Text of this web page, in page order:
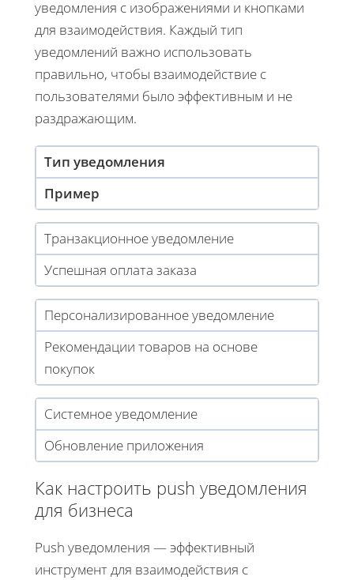
уведомления с изображениями и кнопками
для взаимодействия. Каждый тип
уведомлений важно использовать
правильно, чтобы взаимодействие с
пользователями было эффективным и не
раздражающим.
Тип уведомления
Пример
Транзакционное уведомление
Успешная оплата заказа
Персонализированное уведомление
Рекомендации товаров на основе
покупок
Системное уведомление
Обновление приложения
Как настроить push уведомления
для бизнеса
Push уведомления — эффективный
инструмент для взаимодействия с